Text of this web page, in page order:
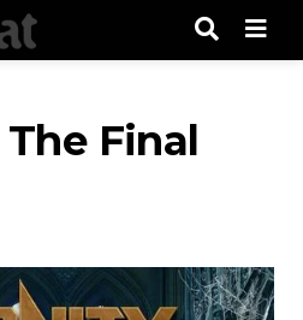
The Final